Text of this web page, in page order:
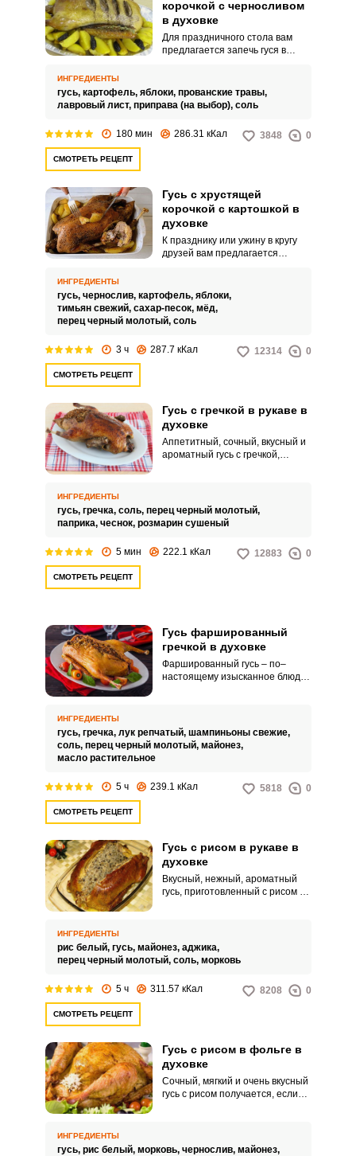
корочкой с черносливом
в духовке
Для праздничного стола вам
предлагается запечь гуся в
количеством яблок, ведь эти
фрукты замечательно
мясом гуся и делают его сочным.
Запекается гусь на противне и
ИНГРЕДИЕНТЫ
гусь, картофель, яблоки, прованские травы,
лавровый лист, приправа (на выбор), соль
180 мин 286.31 кКал 3848 0
СМОТРЕТЬ РЕЦЕПТ
Гусь с хрустящей
корочкой с картошкой в
духовке
К празднику или ужину в кругу
друзей вам предлагается
гуся с хрустящей корочкой с
картошкой. Это блюдо, вопреки
распространенному мнению,
сочным.
ИНГРЕДИЕНТЫ
гусь, чернослив, картофель, яблоки,
тимьян свежий, сахар-песок, мёд,
перец черный молотый, соль
3 ч 287.7 кКал 12314 0
СМОТРЕТЬ РЕЦЕПТ
Гусь с гречкой в рукаве в
духовке
Аппетитный, сочный, вкусный и
ароматный гусь с гречкой,
Главное выбрать правильные
специи! Немного усилий и
результат вас точно порадует!
ИНГРЕДИЕНТЫ
гусь, гречка, соль, перец черный молотый,
паприка, чеснок, розмарин сушеный
5 мин 222.1 кКал 12883 0
СМОТРЕТЬ РЕЦЕПТ
Гусь фаршированный
гречкой в духовке
Фаршированный гусь – по–
настоящему изысканное блюдо!
праздничном столе такое блюдо
сразу привлечет внимание
ИНГРЕДИЕНТЫ
гусь, гречка, лук репчатый, шампиньоны свежие,
соль, перец черный молотый, майонез,
масло растительное
5 ч 239.1 кКал 5818 0
СМОТРЕТЬ РЕЦЕПТ
Гусь с рисом в рукаве в
духовке
Вкусный, нежный, ароматный
гусь, приготовленный с рисом в
совсем не сложно, главное
следовать проверенному
рецепту! Результат вас точно
ИНГРЕДИЕНТЫ
рис белый, гусь, майонез, аджика,
перец черный молотый, соль, морковь
5 ч 311.57 кКал 8208 0
СМОТРЕТЬ РЕЦЕПТ
Гусь с рисом в фольге в
духовке
Сочный, мягкий и очень вкусный
гусь с рисом получается, если
праздничного застолья!
ИНГРЕДИЕНТЫ
гусь, рис белый, морковь, чернослив, майонез,